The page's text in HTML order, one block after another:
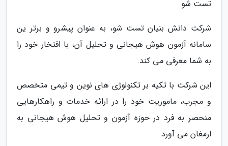
تست شو
شرکت دانش بنیان تست شو، به عنوان پیشرو و برتر ین
سامانه آزمون هوش هیجانی و تحلیل آن، با افتخار خود را
به شما معرفی می کند.
این شرکت با تکیه بر تکنولوژی های نوین و تیمی متخصص
و مجرب، ماموریت خود را در ارائه خدمات و راهکارهایی
منحصر به فرد در حوزه آزمون و تحلیل هوش هیجانی به
ارمغان می آورد.